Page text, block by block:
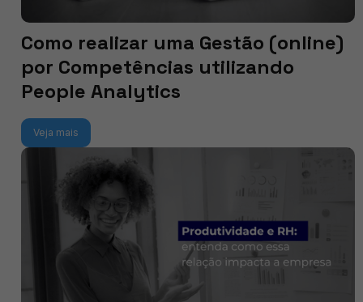
Como realizar uma Gestão (online)
por Competências utilizando
People Analytics
Veja mais